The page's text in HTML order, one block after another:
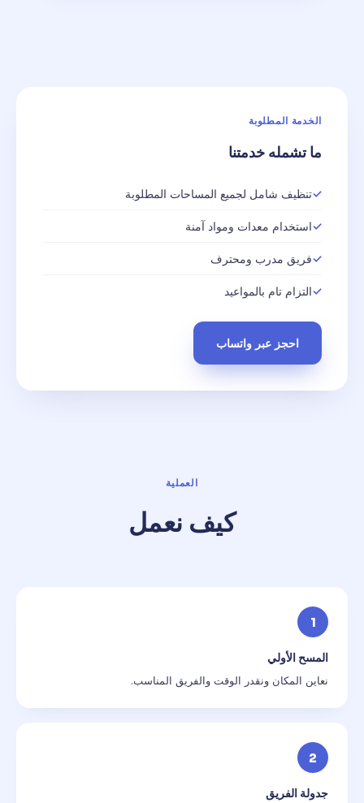
الخدمة المطلوبة
ما تشمله خدمتنا
تنظيف شامل لجميع المساحات المطلوبة
استخدام معدات ومواد آمنة
فريق مدرب ومحترف
التزام تام بالمواعيد
احجز عبر واتساب
العملية
كيف نعمل
1
المسح الأولي
نعاين المكان ونقدر الوقت والفريق المناسب.
2
جدولة الفريق